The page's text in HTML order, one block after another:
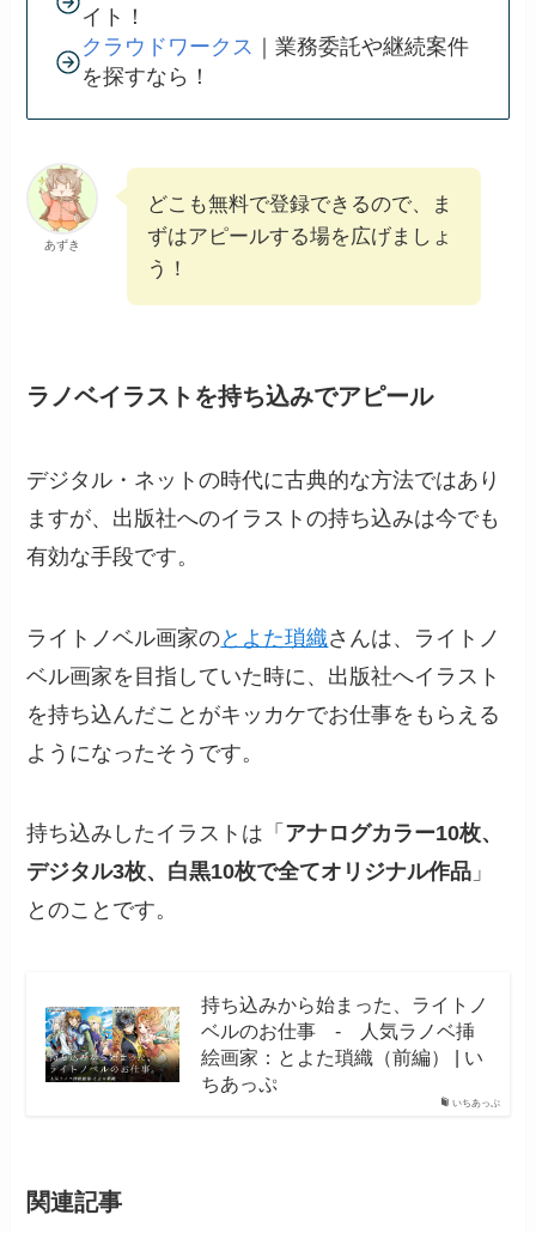
イト！
クラウドワークス ｜業務委託や継続案件
を探すなら！
あずき
どこも無料で登録できるので、ま
ずはアピールする場を広げましょ
う！
ラノベイラストを持ち込みでアピール
デジタル・ネットの時代に古典的な方法ではあり
ますが、出版社へのイラストの持ち込みは今でも
有効な手段です。
ライトノベル画家のとよた瑣織さんは、ライトノ
ベル画家を目指していた時に、出版社へイラスト
を持ち込んだことがキッカケでお仕事をもらえる
ようになったそうです。
持ち込みしたイラストは「 アナログカラー10枚、
デジタル3枚、白黒10枚で全てオリジナル作品 」
とのことです。
いちあっぷ
持ち込みから始まった、ライトノ
ベルのお仕事 - 人気ラノベ挿
絵画家：とよた瑣織（前編） | い
ちあっぷ
関連記事